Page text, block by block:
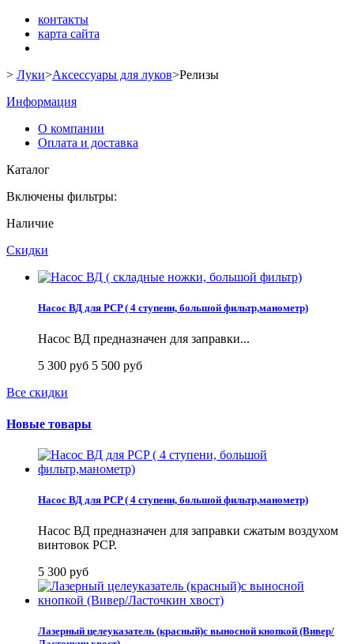
контакты
карта сайта
> Луки>Аксессуары для луков>Релизы
Информация
О компании
Оплата и доставка
Каталог
Включены фильтры:
Наличие
Скидки
Насос ВД для PCP ( 4 ступени, большой фильтр,манометр)
Насос ВД предназначен для заправки...
5 300 руб 5 500 руб
Все скидки
Новые товары
Насос ВД для PCP ( 4 ступени, большой фильтр,манометр)
Насос ВД предназначен для заправки сжатым воздухом
винтовок PCP.
5 300 руб
Лазерный целеуказатель (красный)с выносной кнопкой (Вивер/